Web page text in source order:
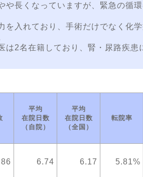
長くなっていますが、緊急の循
入れており、手術だけでなく化
2名在籍しており、腎・尿路疾患
平均
在院日数
（自院）
平均
在院日数
（全国）
転院率
86 6.74 6.17 5.81%